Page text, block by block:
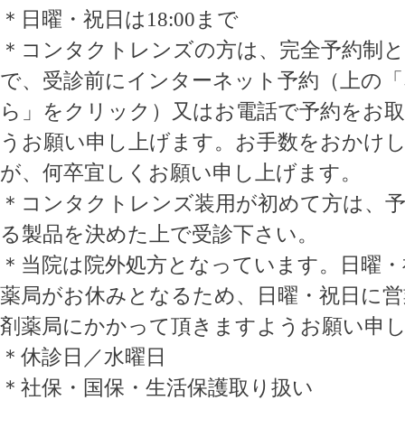
＊日曜・祝日は18:00まで
＊コンタクトレンズの方は、完全予約制
で、受診前にインターネット予約（上の
ら」をクリック）又はお電話で予約をお
うお願い申し上げます。お手数をおかけ
が、何卒宜しくお願い申し上げます。
＊コンタクトレンズ装用が初めて方は、
る製品を決めた上で受診下さい。
＊当院は院外処方となっています。日曜
薬局がお休みとなるため、日曜・祝日に
剤薬局にかかって頂きますようお願い申
＊休診日／水曜日
＊社保・国保・生活保護取り扱い